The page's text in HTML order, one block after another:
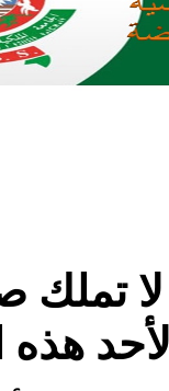
تملك
هذه